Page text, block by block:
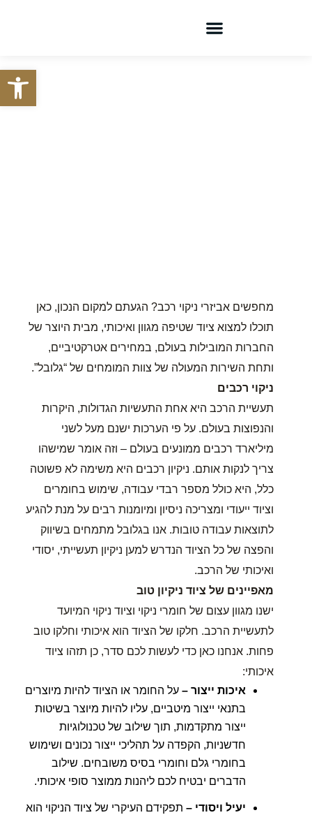
מחפשים אביזרי ניקוי רכב? הגעתם למקום הנכון, כאן
תוכלו למצוא ציוד שטיפה מגוון ואיכותי, מבית היוצר של
החברות המובילות בעולם, במחירים אטרקטיביים,
ותחת השירות המעולה של צוות המומחים של “גלובל”.
ניקוי רכבים
תעשיית הרכב היא אחת התעשיות הגדולות, היקרות
והנפוצות בעולם. על פי הערכות ישנם מעל לשני
מיליארד רכבים ממונעים בעולם – וזה אומר שמישהו
צריך לנקות אותם. ניקיון רכבים היא משימה לא פשוטה
כלל, היא כולל מספר רבדי עבודה, שימוש בחומרים
וציוד ייעודי ומצריכה ניסיון ומיומנות רבים על מנת להגיע
לתוצאות עבודה טובות. אנו בגלובל מתמחים בשיווק
והפצה של כל הציוד הנדרש למען ניקיון תעשייתי, יסודי
ואיכותי של הרכב.
מאפיינים של ציוד ניקיון טוב
ישנו מגוון עצום של חומרי ניקוי וציוד ניקוי המיועד
לתעשיית הרכב. חלקו של הציוד הוא איכותי וחלקו טוב
פחות. אנחנו כאן כדי לעשות לכם סדר, כן תזהו ציוד
איכותי:
איכות ייצור – על החומר או הציוד להיות מיוצרים
בתנאי ייצור מיטביים, עליו להיות מיוצר בשיטות
ייצור מתקדמות, תוך שילוב של טכנולוגיות
חדשניות, הקפדה על תהליכי ייצור נכונים ושימוש
בחומרי גלם וחומרי בסיס משובחים. שילוב
הדברים יבטיח לכם ליהנות ממוצר סופי איכותי.
יעיל ויסודי – תפקידם העיקרי של ציוד הניקוי הוא
פתח